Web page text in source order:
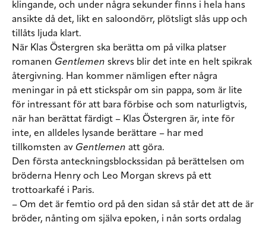
klingande, och under några sekunder finns i hela hans
ansikte då det, likt en saloondörr, plötsligt slås upp och
tillåts ljuda klart.
När Klas Östergren ska berätta om på vilka platser
romanen Gentlemen skrevs blir det inte en helt spikrak
återgivning. Han kommer nämligen efter några
meningar in på ett stickspår om sin pappa, som är lite
för intressant för att bara förbise och som naturligtvis,
när han berättat färdigt – Klas Östergren är, inte för
inte, en alldeles lysande berättare – har med
tillkomsten av Gentlemen att göra.
Den första anteckningsblockssidan på berättelsen om
bröderna Henry och Leo Morgan skrevs på ett
trottoarkafé i Paris.
– Om det är femtio ord på den sidan så står det att de är
bröder, nånting om själva epoken, i nån sorts ordalag